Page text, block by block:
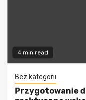
4 min read
Bez kategorii
Przygotowanie